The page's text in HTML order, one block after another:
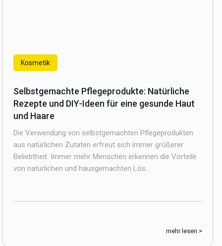
Kosmetik
Selbstgemachte Pflegeprodukte: Natürliche
Rezepte und DIY-Ideen für eine gesunde Haut
und Haare
Die Verwendung von selbstgemachten Pflegeprodukten
aus natürlichen Zutaten erfreut sich immer größerer
Beliebtheit. Immer mehr Menschen erkennen die Vorteile
von natürlichen und hausgemachten Lös...
mehr lesen >